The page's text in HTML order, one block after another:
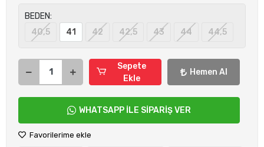
BEDEN:
40,5
41 42 42,5 43 44 44,5
Sepete
Ekle
Hemen Al
WHATSAPP İLE SİPARİŞ VER
Favorilerime ekle